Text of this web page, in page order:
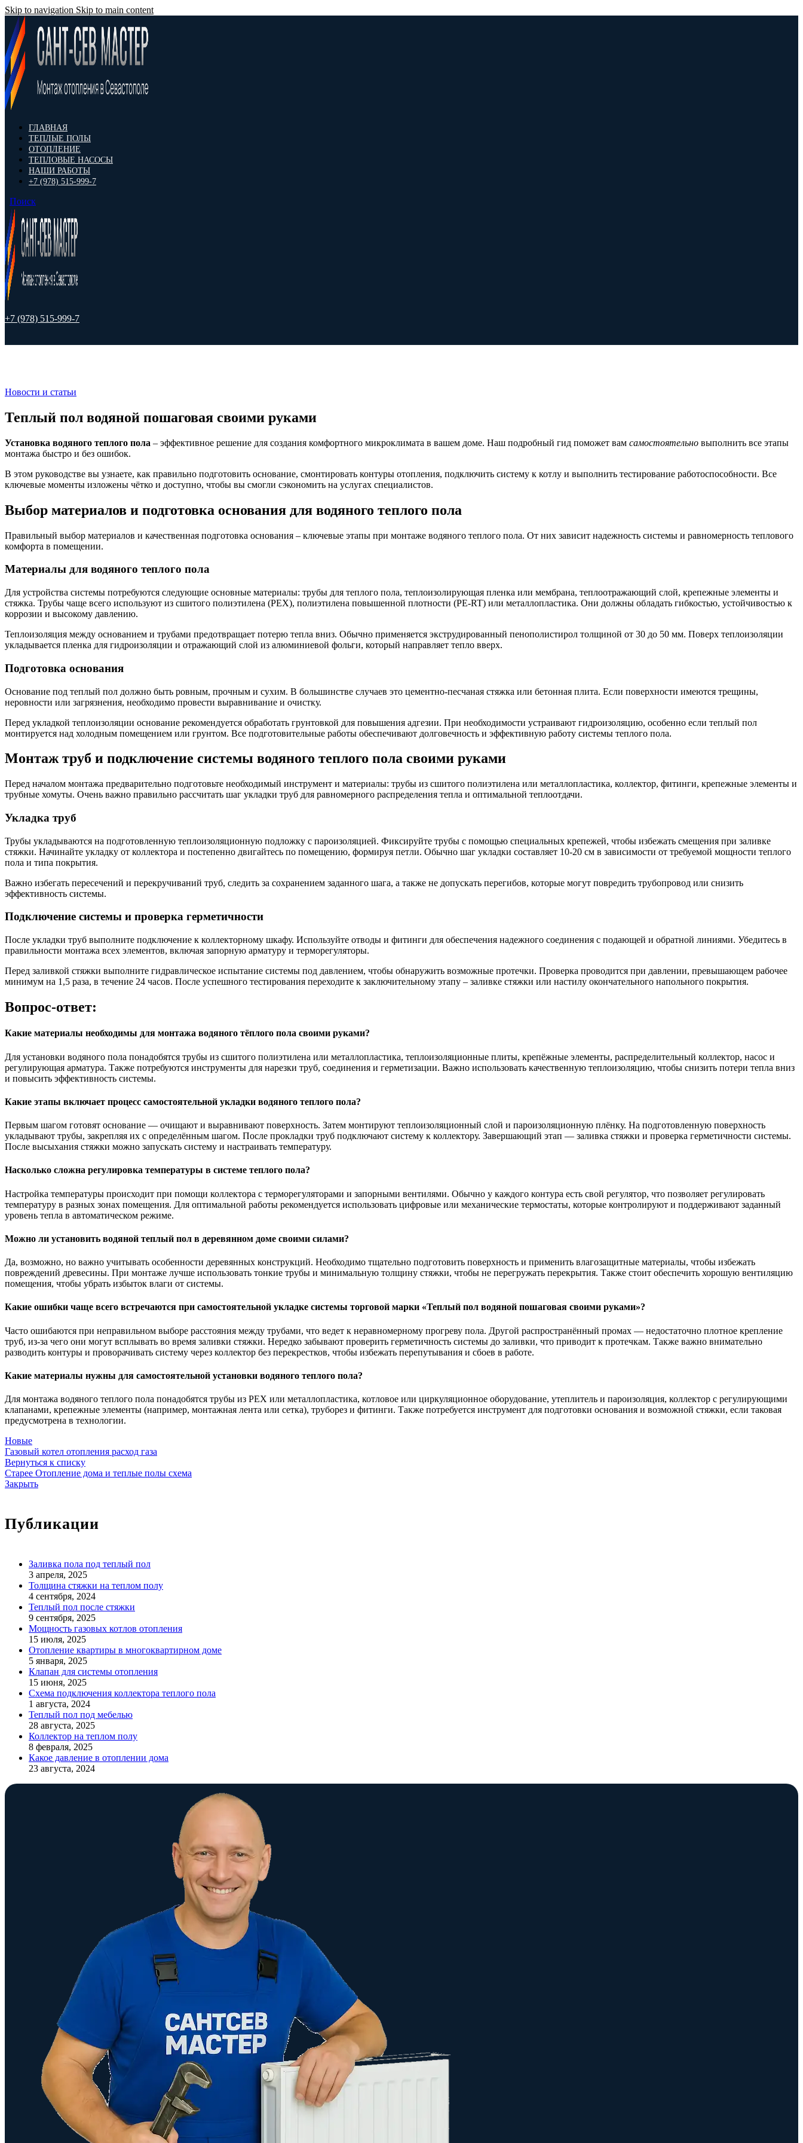
Skip to navigation Skip to main content
ГЛАВНАЯ
ТЕПЛЫЕ ПОЛЫ
ОТОПЛЕНИЕ
ТЕПЛОВЫЕ НАСОСЫ
НАШИ РАБОТЫ
+7 (978) 515-999-7
Поиск
+7 (978) 515-999-7
Новости и статьи
Теплый пол водяной пошаговая своими руками
Установка водяного теплого пола – эффективное решение для создания комфортного микроклимата в вашем доме. Наш подробный гид поможет вам самостоятельно выполнить все этапы
монтажа быстро и без ошибок.
В этом руководстве вы узнаете, как правильно подготовить основание, смонтировать контуры отопления, подключить систему к котлу и выполнить тестирование работоспособности. Все
ключевые моменты изложены чётко и доступно, чтобы вы смогли сэкономить на услугах специалистов.
Выбор материалов и подготовка основания для водяного теплого пола
Правильный выбор материалов и качественная подготовка основания – ключевые этапы при монтаже водяного теплого пола. От них зависит надежность системы и равномерность теплового
комфорта в помещении.
Материалы для водяного теплого пола
Для устройства системы потребуются следующие основные материалы: трубы для теплого пола, теплоизолирующая пленка или мембрана, теплоотражающий слой, крепежные элементы и
стяжка. Трубы чаще всего используют из сшитого полиэтилена (PEX), полиэтилена повышенной плотности (PE-RT) или металлопластика. Они должны обладать гибкостью, устойчивостью к
коррозии и высокому давлению.
Теплоизоляция между основанием и трубами предотвращает потерю тепла вниз. Обычно применяется экструдированный пенополистирол толщиной от 30 до 50 мм. Поверх теплоизоляции
укладывается пленка для гидроизоляции и отражающий слой из алюминиевой фольги, который направляет тепло вверх.
Подготовка основания
Основание под теплый пол должно быть ровным, прочным и сухим. В большинстве случаев это цементно-песчаная стяжка или бетонная плита. Если поверхности имеются трещины,
неровности или загрязнения, необходимо провести выравнивание и очистку.
Перед укладкой теплоизоляции основание рекомендуется обработать грунтовкой для повышения адгезии. При необходимости устраивают гидроизоляцию, особенно если теплый пол
монтируется над холодным помещением или грунтом. Все подготовительные работы обеспечивают долговечность и эффективную работу системы теплого пола.
Монтаж труб и подключение системы водяного теплого пола своими руками
Перед началом монтажа предварительно подготовьте необходимый инструмент и материалы: трубы из сшитого полиэтилена или металлопластика, коллектор, фитинги, крепежные элементы и
трубные хомуты. Очень важно правильно рассчитать шаг укладки труб для равномерного распределения тепла и оптимальной теплоотдачи.
Укладка труб
Трубы укладываются на подготовленную теплоизоляционную подложку с пароизоляцией. Фиксируйте трубы с помощью специальных крепежей, чтобы избежать смещения при заливке
стяжки. Начинайте укладку от коллектора и постепенно двигайтесь по помещению, формируя петли. Обычно шаг укладки составляет 10-20 см в зависимости от требуемой мощности теплого
пола и типа покрытия.
Важно избегать пересечений и перекручиваний труб, следить за сохранением заданного шага, а также не допускать перегибов, которые могут повредить трубопровод или снизить
эффективность системы.
Подключение системы и проверка герметичности
После укладки труб выполните подключение к коллекторному шкафу. Используйте отводы и фитинги для обеспечения надежного соединения с подающей и обратной линиями. Убедитесь в
правильности монтажа всех элементов, включая запорную арматуру и терморегуляторы.
Перед заливкой стяжки выполните гидравлическое испытание системы под давлением, чтобы обнаружить возможные протечки. Проверка проводится при давлении, превышающем рабочее
минимум на 1,5 раза, в течение 24 часов. После успешного тестирования переходите к заключительному этапу – заливке стяжки или настилу окончательного напольного покрытия.
Вопрос-ответ:
Какие материалы необходимы для монтажа водяного тёплого пола своими руками?
Для установки водяного пола понадобятся трубы из сшитого полиэтилена или металлопластика, теплоизоляционные плиты, крепёжные элементы, распределительный коллектор, насос и
регулирующая арматура. Также потребуются инструменты для нарезки труб, соединения и герметизации. Важно использовать качественную теплоизоляцию, чтобы снизить потери тепла вниз
и повысить эффективность системы.
Какие этапы включает процесс самостоятельной укладки водяного теплого пола?
Первым шагом готовят основание — очищают и выравнивают поверхность. Затем монтируют теплоизоляционный слой и пароизоляционную плёнку. На подготовленную поверхность
укладывают трубы, закрепляя их с определённым шагом. После прокладки труб подключают систему к коллектору. Завершающий этап — заливка стяжки и проверка герметичности системы.
После высыхания стяжки можно запускать систему и настраивать температуру.
Насколько сложна регулировка температуры в системе теплого пола?
Настройка температуры происходит при помощи коллектора с терморегуляторами и запорными вентилями. Обычно у каждого контура есть свой регулятор, что позволяет регулировать
температуру в разных зонах помещения. Для оптимальной работы рекомендуется использовать цифровые или механические термостаты, которые контролируют и поддерживают заданный
уровень тепла в автоматическом режиме.
Можно ли установить водяной теплый пол в деревянном доме своими силами?
Да, возможно, но важно учитывать особенности деревянных конструкций. Необходимо тщательно подготовить поверхность и применить влагозащитные материалы, чтобы избежать
повреждений древесины. При монтаже лучше использовать тонкие трубы и минимальную толщину стяжки, чтобы не перегружать перекрытия. Также стоит обеспечить хорошую вентиляцию
помещения, чтобы убрать избыток влаги от системы.
Какие ошибки чаще всего встречаются при самостоятельной укладке системы торговой марки «Теплый пол водяной пошаговая своими руками»?
Часто ошибаются при неправильном выборе расстояния между трубами, что ведет к неравномерному прогреву пола. Другой распространённый промах — недостаточно плотное крепление
труб, из-за чего они могут всплывать во время заливки стяжки. Нередко забывают проверить герметичность системы до заливки, что приводит к протечкам. Также важно внимательно
разводить контуры и проворачивать систему через коллектор без перекрестков, чтобы избежать перепутывания и сбоев в работе.
Какие материалы нужны для самостоятельной установки водяного теплого пола?
Для монтажа водяного теплого пола понадобятся трубы из PEX или металлопластика, котловое или циркуляционное оборудование, утеплитель и пароизоляция, коллектор с регулирующими
клапанами, крепежные элементы (например, монтажная лента или сетка), труборез и фитинги. Также потребуется инструмент для подготовки основания и возможной стяжки, если таковая
предусмотрена в технологии.
Новые
Газовый котел отопления расход газа
Вернуться к списку
Старее Отопление дома и теплые полы схема
Закрыть
Публикации
Заливка пола под теплый пол
3 апреля, 2025
Толщина стяжки на теплом полу
4 сентября, 2024
Теплый пол после стяжки
9 сентября, 2025
Мощность газовых котлов отопления
15 июля, 2025
Отопление квартиры в многоквартирном доме
5 января, 2025
Клапан для системы отопления
15 июня, 2025
Схема подключения коллектора теплого пола
1 августа, 2024
Теплый пол под мебелью
28 августа, 2025
Коллектор на теплом полу
8 февраля, 2025
Какое давление в отоплении дома
23 августа, 2024